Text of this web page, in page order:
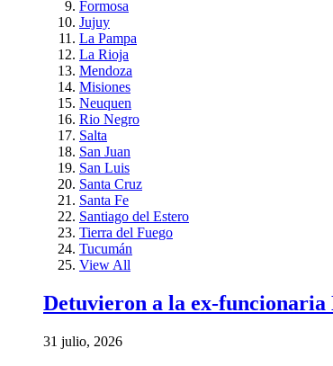
Formosa
Jujuy
La Pampa
La Rioja
Mendoza
Misiones
Neuquen
Rio Negro
Salta
San Juan
San Luis
Santa Cruz
Santa Fe
Santiago del Estero
Tierra del Fuego
Tucumán
View All
Detuvieron a la ex-
31 julio, 2026